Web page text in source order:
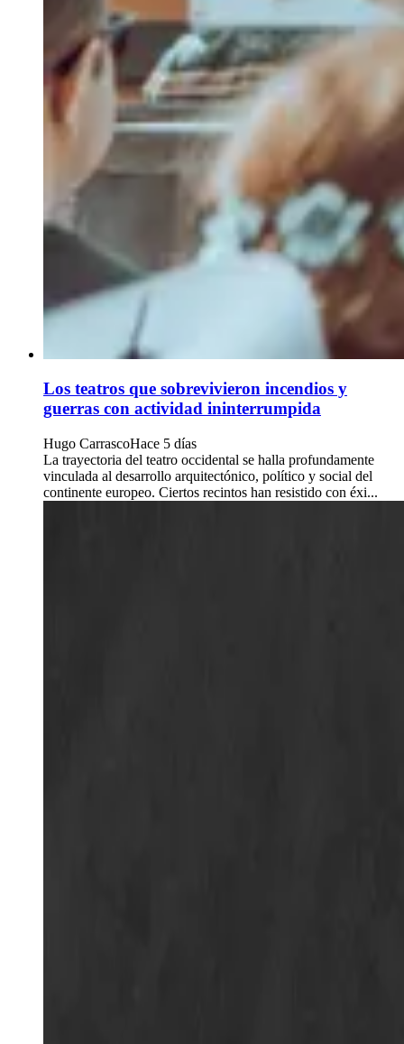
Los teatros que sobrevivieron incendios y
guerras con actividad ininterrumpida
Hugo CarrascoHace 5 días
La trayectoria del teatro occidental se halla profundamente
vinculada al desarrollo arquitectónico, político y social del
continente europeo. Ciertos recintos han resistido con éxi...